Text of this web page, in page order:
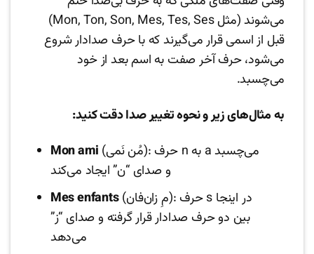
می‌شوند (مثل Mon, Ton, Son, Mes, Tes, Ses)
قبل از اسمی قرار می‌گیرند که با حرف صدادار شروع
می‌شود، حرف آخر صفت به اسم بعد از خود
می‌چسبد.
به مثال‌های زیر و نحوه تغییر صدا دقت کنید:
Mon ami (مُن نَمی): حرف n به a می‌چسبد
و صدای “ن” ایجاد می‌کند
Mes enfants(مِ زان‌فان): حرف s در اینجا
بین دو حرف صدادار قرار گرفته و صدای “ز”
می‌دهد